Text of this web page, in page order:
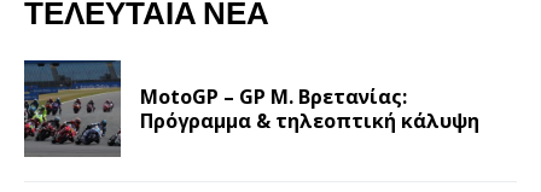
ΤΕΛΕΥΤΑΊΑ ΝΈΑ
MotoGP – GP Μ. Βρετανίας:
Πρόγραμμα & τηλεοπτική κάλυψη